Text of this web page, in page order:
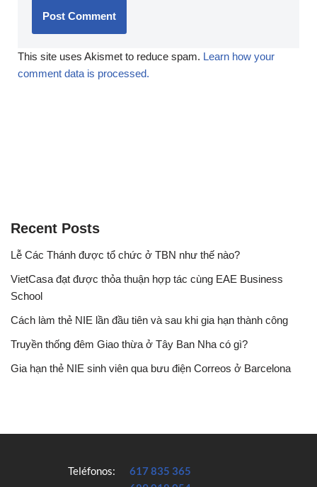
This site uses Akismet to reduce spam. Learn how your
comment data is processed.
Recent Posts
Lễ Các Thánh được tổ chức ở TBN như thế nào?
VietCasa đạt được thỏa thuận hợp tác cùng EAE Business
School
Cách làm thẻ NIE lần đầu tiên và sau khi gia hạn thành công
Truyền thống đêm Giao thừa ở Tây Ban Nha có gì?
Gia hạn thẻ NIE sinh viên qua bưu điện Correos ở Barcelona
Teléfonos:
617 835 365